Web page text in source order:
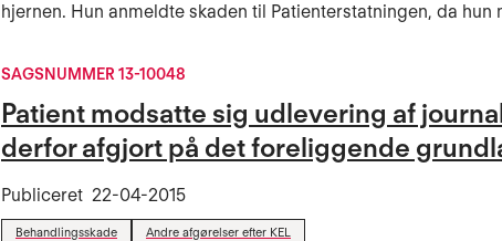
hjernen. Hun anmeldte skaden til Patienterstatningen, da hun
SAGSNUMMER 13-10048
Patient modsatte sig udlevering af
derfor afgjort på det foreliggende
Publiceret 22-04-2015
Behandlingsskade Andre afgørelser efter KEL